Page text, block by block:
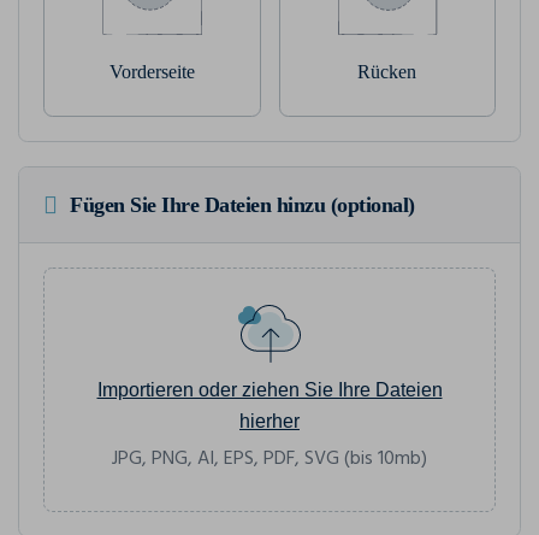
Vorderseite Rücken
Fügen Sie Ihre Dateien hinzu (optional)
Importieren oder ziehen Sie Ihre Dateien
hierher
JPG, PNG, AI, EPS, PDF, SVG (bis 10mb)